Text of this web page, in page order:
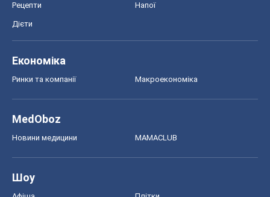
Рецепти Напої
Дієти
Економіка
Ринки та компанії Макроекономіка
MedOboz
Новини медицини MAMACLUB
Шоу